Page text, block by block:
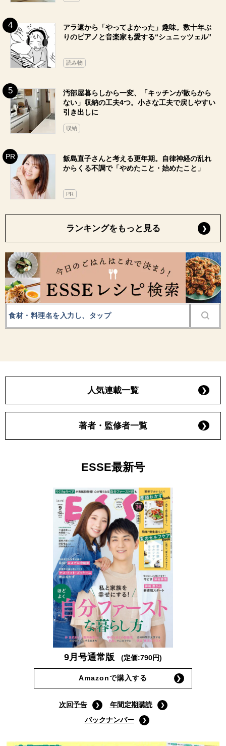
アラ還から「やってよかった」趣味。数十年ぶ
りのピアノと音楽家も愛する“シュニッツェル”
読み物
汚部屋暮らしから一変、「キッチンが散らから
ない」収納の工夫4つ。小さな工夫で戻しやすい
引き出しに
収納
飯島直子さんと考える更年期。自律神経の乱れ
からくる不調で「やめたこと・始めたこと」
PR
ランキングをもっと見る
人気連載一覧
著者・監修者一覧
ESSE最新号
9月号通常版 (定価:790円)
Amazonで購入する
次回予告
年間定期購読
バックナンバー